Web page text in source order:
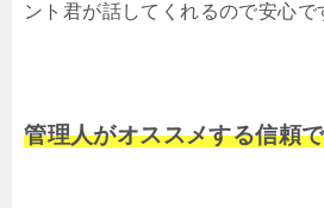
ント君が話してくれるので安心で
管理人がオススメする信頼